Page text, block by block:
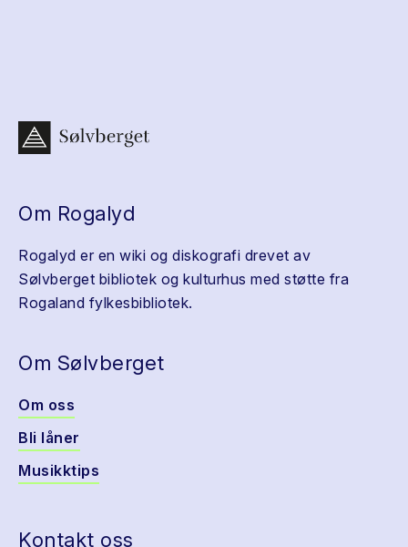
Om Rogalyd
Rogalyd er en wiki og diskografi drevet av
Sølvberget bibliotek og kulturhus med støtte fra
Rogaland fylkesbibliotek.
Om Sølvberget
Om oss
Bli låner
Musikktips
Kontakt oss